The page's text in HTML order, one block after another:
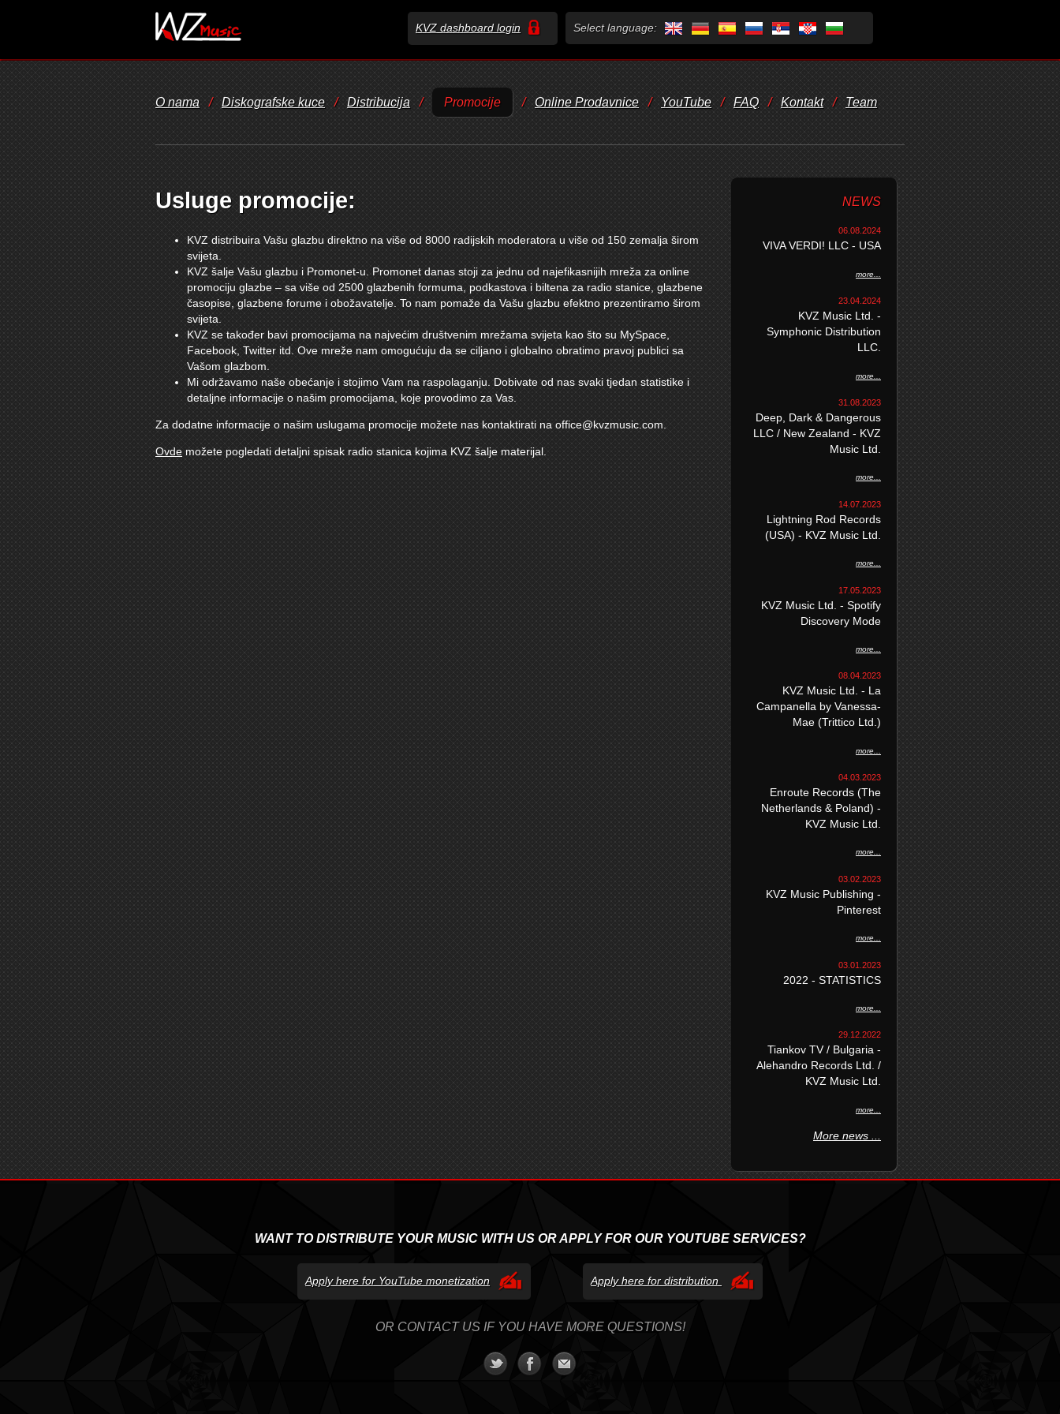
KVZ dashboard login Select language:
O nama / Diskografske kuce / Distribucija / Promocije / Online Prodavnice / YouTube / FAQ / Kontakt / Team
Usluge promocije:
KVZ distribuira Vašu glazbu direktno na više od 8000 radijskih moderatora u više od 150 zemalja širom
svijeta.
KVZ šalje Vašu glazbu i Promonet-u. Promonet danas stoji za jednu od najefikasnijih mreža za online
promociju glazbe – sa više od 2500 glazbenih formuma, podkastova i biltena za radio stanice, glazbene
časopise, glazbene forume i obožavatelje. To nam pomaže da Vašu glazbu efektno prezentiramo širom
svijeta.
KVZ se također bavi promocijama na najvećim društvenim mrežama svijeta kao što su MySpace,
Facebook, Twitter itd. Ove mreže nam omogućuju da se ciljano i globalno obratimo pravoj publici sa
Vašom glazbom.
Mi održavamo naše obećanje i stojimo Vam na raspolaganju. Dobivate od nas svaki tjedan statistike i
detaljne informacije o našim promocijama, koje provodimo za Vas.
Za dodatne informacije o našim uslugama promocije možete nas kontaktirati na office@kvzmusic.com
Ovde možete pogledati detaljni spisak radio stanica kojima KVZ šalje materijal.
NEWS
06.08.2024
VIVA VERDI! LLC - USA
more...
23.04.2024
KVZ Music Ltd. -
Symphonic Distribution
LLC.
more...
31.08.2023
Deep, Dark & Dangerous
LLC / New Zealand - KVZ
Music Ltd.
more...
14.07.2023
Lightning Rod Records
(USA) - KVZ Music Ltd.
more...
17.05.2023
KVZ Music Ltd. - Spotify
Discovery Mode
more...
08.04.2023
KVZ Music Ltd. - La
Campanella by Vanessa-
Mae (Trittico Ltd.)
more...
04.03.2023
Enroute Records (The
Netherlands & Poland) -
KVZ Music Ltd.
more...
03.02.2023
KVZ Music Publishing -
Pinterest
more...
03.01.2023
2022 - STATISTICS
more...
29.12.2022
Tiankov TV / Bulgaria -
Alehandro Records Ltd. /
KVZ Music Ltd.
more...
More news ...
WANT TO DISTRIBUTE YOUR MUSIC WITH US OR APPLY FOR OUR YOUTUBE SERVICES?
Apply here for YouTube monetization Apply here for distribution
OR CONTACT US IF YOU HAVE MORE QUESTIONS!